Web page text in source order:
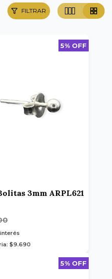
FILTRAR
5% OFF
3mm ARPL621
$9.690
5% OFF